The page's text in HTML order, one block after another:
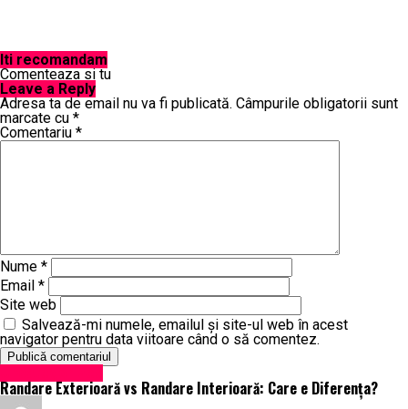
Iti recomandam
Comenteaza si tu
Leave a Reply
Adresa ta de email nu va fi publicată. Câmpurile obligatorii sunt
marcate cu *
Comentariu *
Nume *
Email *
Site web
Salvează-mi numele, emailul și site-ul web în acest
navigator pentru data viitoare când o să comentez.
Randare Exterioară vs Randare Interioară: Care e Diferența?